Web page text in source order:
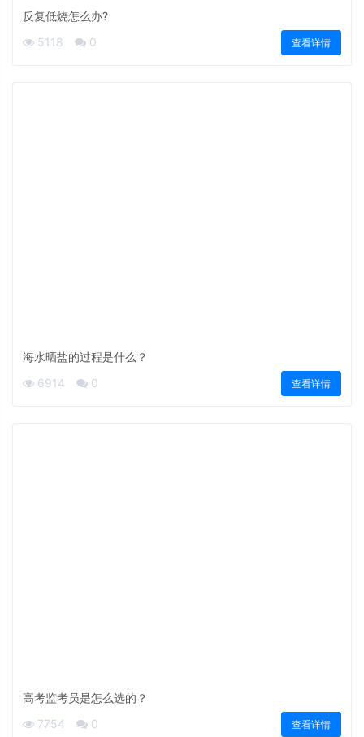
反复低烧怎么办?
5118
0 查看详情
海水晒盐的过程是什么？
6914
0 查看详情
高考监考员是怎么选的？
7754
0 查看详情